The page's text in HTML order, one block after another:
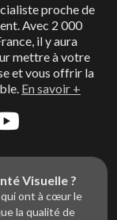
proche de
Avec 2 000
il y aura
mettre à votre
et vous offrir la
En savoir +
Visuelle ?
ont à cœur le
la qualité de